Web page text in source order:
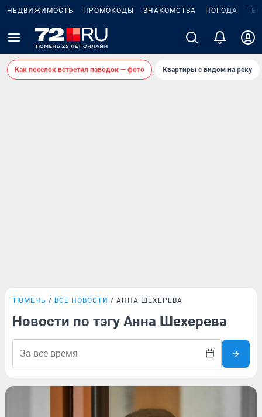
НЕДВИЖИМОСТЬ ПРОМОКОДЫ ЗНАКОМСТВА ПОГОДА
Как поселок встретил паводок — фото Квартиры с видом на реку
ТЮМЕНЬ ВСЕ НОВОСТИ АННА ШЕХЕРЕВА
Новости по тэгу Анна Шехерева